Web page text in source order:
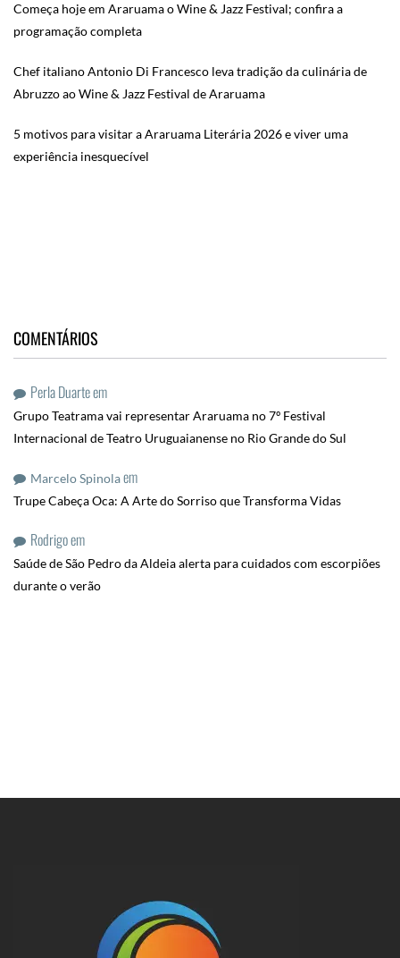
Começa hoje em Araruama o Wine & Jazz Festival; confira a
programação completa
Chef italiano Antonio Di Francesco leva tradição da culinária de
Abruzzo ao Wine & Jazz Festival de Araruama
5 motivos para visitar a Araruama Literária 2026 e viver uma
experiência inesquecível
COMENTÁRIOS
Perla Duarteem
Grupo Teatrama vai representar Araruama no 7º Festival
Internacional de Teatro Uruguaianense no Rio Grande do Sul
Marcelo Spinolaem
Trupe Cabeça Oca: A Arte do Sorriso que Transforma Vidas
Rodrigoem
Saúde de São Pedro da Aldeia alerta para cuidados com escorpiões
durante o verão